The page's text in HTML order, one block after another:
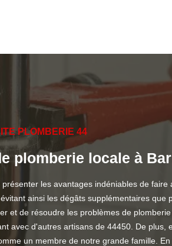
PLOMBERIE 44
plomberie locale à
les avantages indéniables de
ainsi les dégâts supplémentaires
de résoudre les problèmes de
avec d'autres artisans de 44450. De plus,
un membre de notre grande famille.